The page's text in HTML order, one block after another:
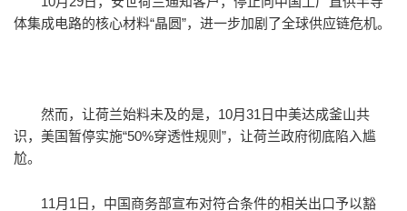
体集成电路的核心材料“晶圆”，进一步加剧了全球供应链危机。
然而，让荷兰始料未及的是，10月31日中美达成釜山共
识，美国暂停实施“50%穿透性规则”，让荷兰政府彻底陷入尴
尬。
11月1日，中国商务部宣布对符合条件的相关出口予以豁